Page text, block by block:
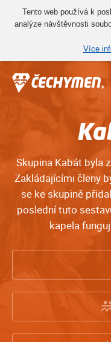
Tento web používá k
analýze návštěvnosti
Více
Skupina Kabát byla
Zakládajícími členy
se ke skupině
poslední tuto
kapela